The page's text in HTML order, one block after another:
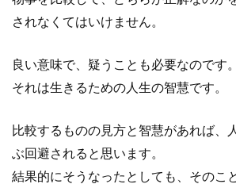
されなくてはいけません。
良い意味で、疑うことも必要なのです。
それは生きるための人生の智慧です。
比較するものの見方と智慧があれば、
ぶ回避されると思います。
結果的にそうなったとしても、そのこ